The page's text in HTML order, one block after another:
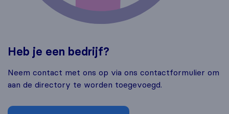
Heb je een bedrijf?
Neem contact met ons op via ons contactformulier om
aan de directory te worden toegevoegd.